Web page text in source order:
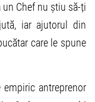
un Chef nu știu să-ți
iar ajutorul din
care le spune
antreprenor